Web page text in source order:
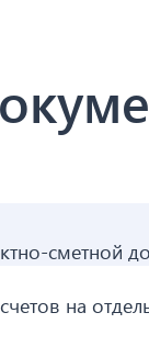
сметной
на